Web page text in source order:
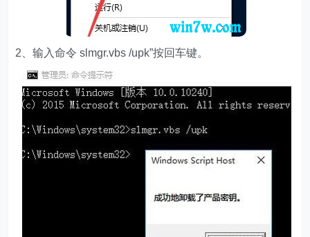
2、输入命令 slmgr.vbs /upk”按回车键。